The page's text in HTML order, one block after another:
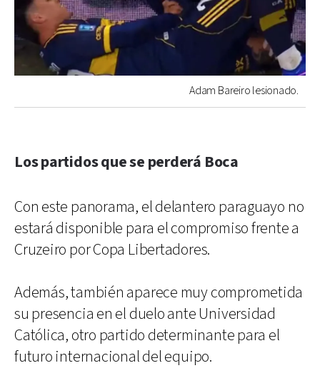
Adam Bareiro lesionado.
Los partidos que se perderá Boca
Con este panorama, el delantero paraguayo no
estará disponible para el compromiso frente a
Cruzeiro por Copa Libertadores.
Además, también aparece muy comprometida
su presencia en el duelo ante Universidad
Católica, otro partido determinante para el
futuro internacional del equipo.